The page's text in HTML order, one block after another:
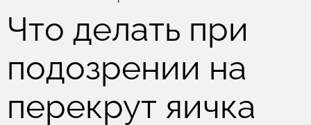
Что делать при
подозрении на
перекрут яичка